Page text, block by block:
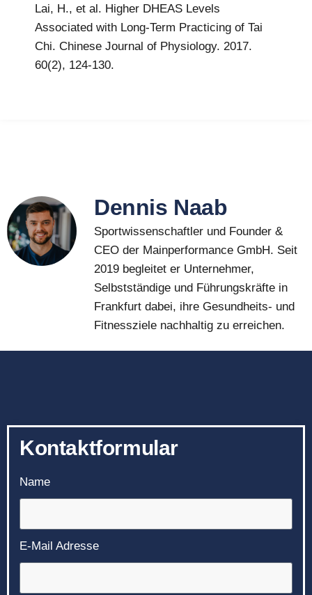
Lai, H., et al. Higher DHEAS Levels
Associated with Long-Term Practicing of Tai
Chi. Chinese Journal of Physiology. 2017.
60(2), 124-130.
Dennis Naab
Sportwissenschaftler und Founder &
CEO der Mainperformance GmbH. Seit
2019 begleitet er Unternehmer,
Selbstständige und Führungskräfte in
Frankfurt dabei, ihre Gesundheits- und
Fitnessziele nachhaltig zu erreichen.
Kontaktformular
Name
E-Mail Adresse